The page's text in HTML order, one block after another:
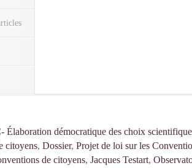
Élaboration démocratique des choix
citoyens, Dossier, Projet de loi sur les
de citoyens, Jacques Testart,